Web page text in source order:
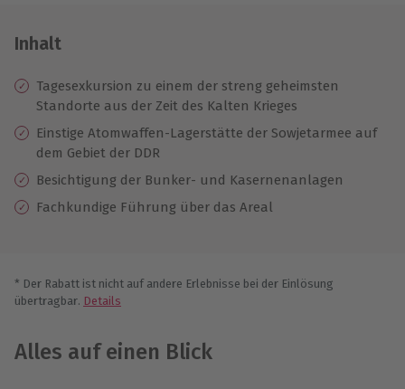
Inhalt
Tagesexkursion zu einem der streng geheimsten
Standorte aus der Zeit des Kalten Krieges
Einstige Atomwaffen-Lagerstätte der Sowjetarmee auf
dem Gebiet der DDR
Besichtigung der Bunker- und Kasernenanlagen
Fachkundige Führung über das Areal
* Der Rabatt ist nicht auf andere Erlebnisse bei der Einlösung
übertragbar. Details
Alles auf einen Blick